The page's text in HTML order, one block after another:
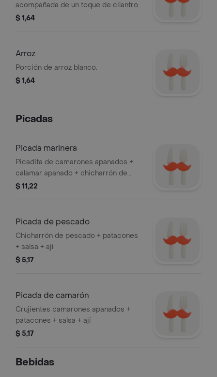
acompañada de un toque de cilantro
fresco.
$ 1,64
Arroz
Porción de arroz blanco.
$ 1,64
Picadas
Picada marinera
Picadita de camarones apanados +
calamar apanado + chicharrón de
pescado + patacones + salsa
$ 11,22
Picada de pescado
Chicharrón de pescado + patacones
+ salsa + ají
$ 5,17
Picada de camarón
Crujientes camarones apanados +
patacones + salsa + ají
$ 5,17
Bebidas